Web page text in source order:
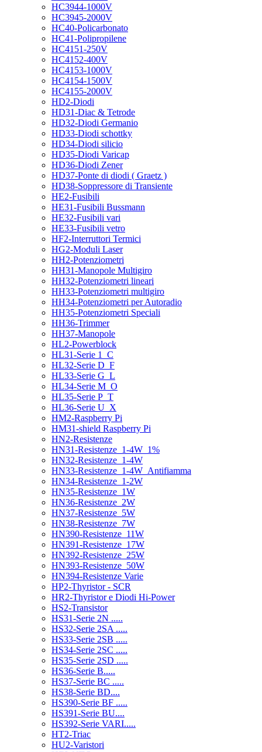
HC3944-1000V
HC3945-2000V
HC40-Policarbonato
HC41-Polipropilene
HC4151-250V
HC4152-400V
HC4153-1000V
HC4154-1500V
HC4155-2000V
HD2-Diodi
HD31-Diac & Tetrode
HD32-Diodi Germanio
HD33-Diodi schottky
HD34-Diodi silicio
HD35-Diodi Varicap
HD36-Diodi Zener
HD37-Ponte di diodi ( Graetz )
HD38-Soppressore di Transiente
HE2-Fusibili
HE31-Fusibili Bussmann
HE32-Fusibili vari
HE33-Fusibili vetro
HF2-Interruttori Termici
HG2-Moduli Laser
HH2-Potenziometri
HH31-Manopole Multigiro
HH32-Potenziometri lineari
HH33-Potenziometri multigiro
HH34-Potenziometri per Autoradio
HH35-Potenziometri Speciali
HH36-Trimmer
HH37-Manopole
HL2-Powerblock
HL31-Serie 1_C
HL32-Serie D_F
HL33-Serie G_L
HL34-Serie M_O
HL35-Serie P_T
HL36-Serie U_X
HM2-Raspberry Pi
HM31-shield Raspberry Pi
HN2-Resistenze
HN31-Resistenze_1-4W_1%
HN32-Resistenze_1-4W
HN33-Resistenze_1-4W_Antifiamma
HN34-Resistenze_1-2W
HN35-Resistenze_1W
HN36-Resistenze_2W
HN37-Resistenze_5W
HN38-Resistenze_7W
HN390-Resistenze_11W
HN391-Resistenze_17W
HN392-Resistenze_25W
HN393-Resistenze_50W
HN394-Resistenze Varie
HP2-Thyristor - SCR
HR2-Thyristor e Diodi Hi-Power
HS2-Transistor
HS31-Serie 2N .....
HS32-Serie 2SA .....
HS33-Serie 2SB .....
HS34-Serie 2SC .....
HS35-Serie 2SD .....
HS36-Serie B.....
HS37-Serie BC .....
HS38-Serie BD....
HS390-Serie BF .....
HS391-Serie BU....
HS392-Serie VARI.....
HT2-Triac
HU2-Varistori